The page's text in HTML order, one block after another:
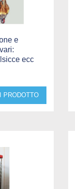
e
ecc
PRODOTTO